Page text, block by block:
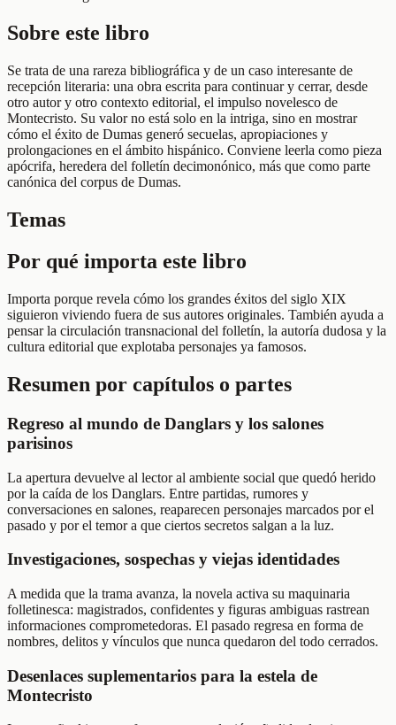
Sobre este libro
Se trata de una rareza bibliográfica y de un caso interesante de
recepción literaria: una obra escrita para continuar y cerrar, desde
otro autor y otro contexto editorial, el impulso novelesco de
Montecristo. Su valor no está solo en la intriga, sino en mostrar
cómo el éxito de Dumas generó secuelas, apropiaciones y
prolongaciones en el ámbito hispánico. Conviene leerla como pieza
apócrifa, heredera del folletín decimonónico, más que como parte
canónica del corpus de Dumas.
Temas
Por qué importa este libro
Importa porque revela cómo los grandes éxitos del siglo XIX
siguieron viviendo fuera de sus autores originales. También ayuda a
pensar la circulación transnacional del folletín, la autoría dudosa y la
cultura editorial que explotaba personajes ya famosos.
Resumen por capítulos o partes
Regreso al mundo de Danglars y los salones
parisinos
La apertura devuelve al lector al ambiente social que quedó herido
por la caída de los Danglars. Entre partidas, rumores y
conversaciones en salones, reaparecen personajes marcados por el
pasado y por el temor a que ciertos secretos salgan a la luz.
Investigaciones, sospechas y viejas identidades
A medida que la trama avanza, la novela activa su maquinaria
folletinesca: magistrados, confidentes y figuras ambiguas rastrean
informaciones comprometedoras. El pasado regresa en forma de
nombres, delitos y vínculos que nunca quedaron del todo cerrados.
Desenlaces suplementarios para la estela de
Montecristo